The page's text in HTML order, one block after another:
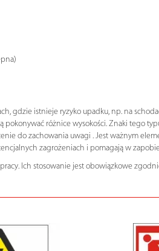
gdzie istnieje ryzyko upadku, np. na
różnice wysokości. Znaki tego
do zachowania uwagi . Jest ważnym
zagrożeniach i pomagają w
Ich stosowanie jest obowiązkowe